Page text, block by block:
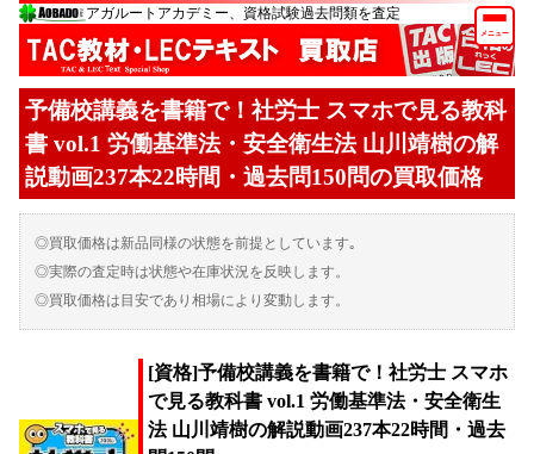
アガルートアカデミー、資格試験過去問類を査定
メニュー
予備校講義を書籍で！社労士 スマホで見る教科
書 vol.1 労働基準法・安全衛生法 山川靖樹の解
説動画237本22時間・過去問150問の買取価格
◎買取価格は新品同様の状態を前提としています｡
◎実際の査定時は状態や在庫状況を反映します。
◎買取価格は目安であり相場により変動します。
[資格]予備校講義を書籍で！社労士 スマホ
で見る教科書 vol.1 労働基準法・安全衛生
法 山川靖樹の解説動画237本22時間・過去